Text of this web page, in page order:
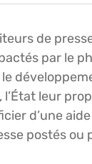
de
par le
leur
d’une aide
postés ou